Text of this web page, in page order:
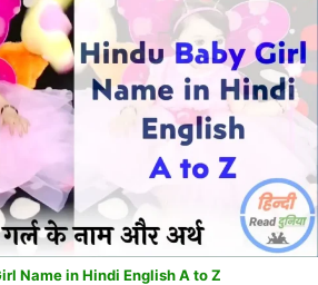
Name in Hindi English A to Z